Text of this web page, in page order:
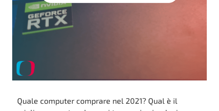
Quale computer comprare nel 2021? Qual è il